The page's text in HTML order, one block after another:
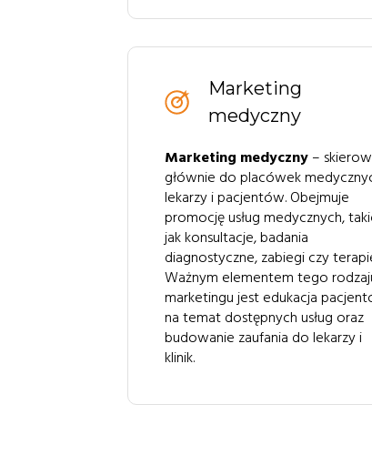
Marketing
medyczny
Marketing medyczny –
głównie do placówek
lekarzy i pacjentów. Obejmuje
promocję usług medycznych,
jak konsultacje, badania
diagnostyczne, zabiegi czy
Ważnym elementem tego
marketingu jest edukacja
na temat dostępnych usług oraz
budowanie zaufania do lekarzy i
klinik.